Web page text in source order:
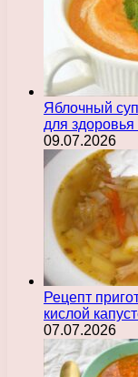
Яблочный
для
09.07.2026
Рецепт
кислой
07.07.2026